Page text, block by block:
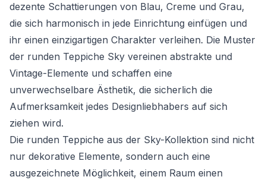
dezente Schattierungen von Blau, Creme und Grau,
die sich harmonisch in jede Einrichtung einfügen und
ihr einen einzigartigen Charakter verleihen. Die Muster
der runden Teppiche Sky vereinen abstrakte und
Vintage-Elemente und schaffen eine
unverwechselbare Ästhetik, die sicherlich die
Aufmerksamkeit jedes Designliebhabers auf sich
ziehen wird.
Die runden Teppiche aus der Sky-Kollektion sind nicht
nur dekorative Elemente, sondern auch eine
ausgezeichnete Möglichkeit, einem Raum einen